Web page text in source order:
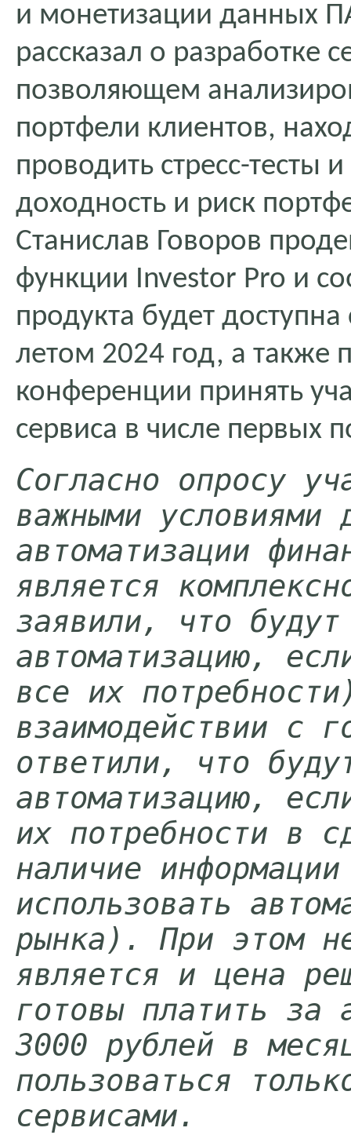
и монетизации данных
рассказал о разработке
позволяющем
портфели клиентов,
проводить стресс-тесты
доходность и риск
Станислав Говоров
функции Investor Pro и
продукта будет
летом 2024 год, а также
конференции принять
сервиса в числе первых
Согласно опросу
важными условиями
автоматизации
является
заявили, что будут
автоматизацию,
все их
взаимодействии с
ответили, что
автоматизацию,
их потребности в
наличие
использовать
рынка). При этом
является и цена
готовы платить за
3000 рублей в
пользоваться
сервисами.